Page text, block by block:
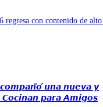
regresa con contenido de
𝙖𝙘𝙤𝙢𝙥𝙖𝙣̃𝙤́ 𝙪𝙣𝙖 𝙣𝙪𝙚𝙫𝙖 𝙮
𝘾𝙤𝙘𝙞𝙣𝙖𝙣 𝙥𝙖𝙧𝙖 𝘼𝙢𝙞𝙜𝙤𝙨